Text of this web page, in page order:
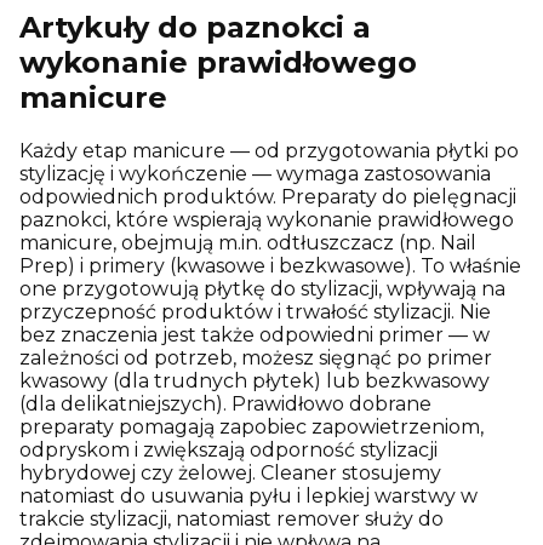
Artykuły do paznokci a
wykonanie prawidłowego
manicure
Każdy etap manicure — od przygotowania płytki po
stylizację i wykończenie — wymaga zastosowania
odpowiednich produktów. Preparaty do pielęgnacji
paznokci, które wspierają wykonanie prawidłowego
manicure, obejmują m.in. odtłuszczacz (np. Nail
Prep) i primery (kwasowe i bezkwasowe). To właśnie
one przygotowują płytkę do stylizacji, wpływają na
przyczepność produktów i trwałość stylizacji. Nie
bez znaczenia jest także odpowiedni primer — w
zależności od potrzeb, możesz sięgnąć po primer
kwasowy (dla trudnych płytek) lub bezkwasowy
(dla delikatniejszych). Prawidłowo dobrane
preparaty pomagają zapobiec zapowietrzeniom,
odpryskom i zwiększają odporność stylizacji
hybrydowej czy żelowej. Cleaner stosujemy
natomiast do usuwania pyłu i lepkiej warstwy w
trakcie stylizacji, natomiast remover służy do